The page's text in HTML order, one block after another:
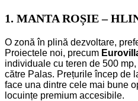
1. MANTA ROȘIE –
O zonă în plină dezvoltare,
Proiectele noi, precum
individuale cu teren de 500
către Palas. Prețurile încep de
face una dintre cele mai bune
locuințe premium accesibile.